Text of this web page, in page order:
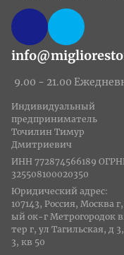
9.00 - 21.00
Индивидуальный
предприниматель
Точилин Тимур
Дмитриевич
ИНН 772874566189
325508100020350
Юридический адрес:
107143, Россия, Москва
ый ок-г Метрогородок
тер г, ул Тагильская, д
3, кв 50